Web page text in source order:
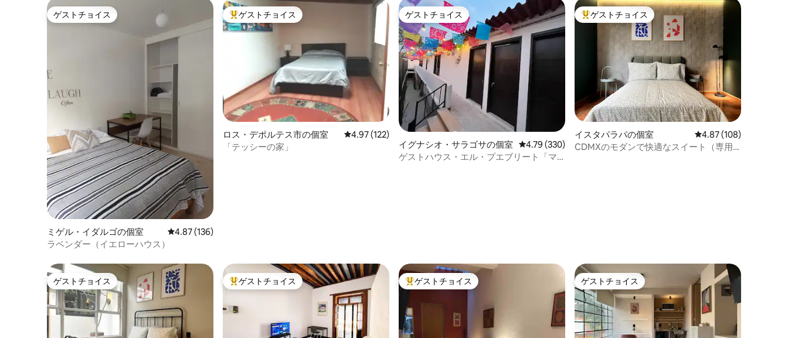
ゲストチョイス
ゲストチョイス
ミゲル・イダルゴの個室 レビュー136件、5つ星中4.87つ星の平均評価
4.87 (136)
ラベンダー（イエローハウス）
大好評のゲストチョイスです。
ゲストチョイス
ロス・デポルテス市の個室 レビュー122件、5つ星中4.97つ星の平均評価
4.97 (122)
「テッシーの家」
ゲストチョイス
ゲストチョイス
イグナシオ・サラゴサの個室 レビュー330件、5つ星中4.79つ星の平均評価
4.79 (330)
ゲストハウス・エル・プエブリート「マ
大好評のゲストチョイスです。
ゲストチョイス
イスタパラパの個室 レビュー108件、5つ
4.87 (108)
CDMXのモダンで快適なスイート（専用
ゲストチョイス
ゲストチョイス 大好評のゲストチョイスです。
ゲストチョイス 大好評のゲストチョイスです。
ゲストチョイス ゲストチョイス
ゲストチョイス